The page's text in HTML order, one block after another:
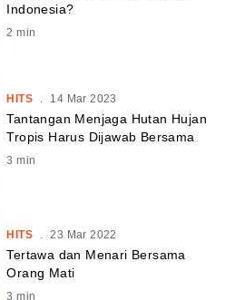
Indonesia?
2 min
HITS 14 Mar 2023
Tantangan Menjaga Hutan Hujan
Tropis Harus Dijawab Bersama
3 min
HITS 23 Mar 2022
Tertawa dan Menari Bersama
Orang Mati
3 min